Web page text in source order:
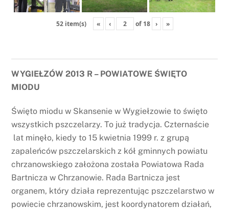
52 item(s) « ‹ of 18 › »
WYGIEŁZÓW 2013 R – POWIATOWE ŚWIĘTO
MIODU
Święto miodu w Skansenie w Wygiełzowie to święto
wszystkich pszczelarzy. To już tradycja. Czternaście
lat minęło, kiedy to 15 kwietnia 1999 r. z grupą
zapaleńców pszczelarskich z kół gminnych powiatu
chrzanowskiego założona została Powiatowa Rada
Bartnicza w Chrzanowie. Rada Bartnicza jest
organem, który działa reprezentując pszczelarstwo w
powiecie chrzanowskim, jest koordynatorem działań,